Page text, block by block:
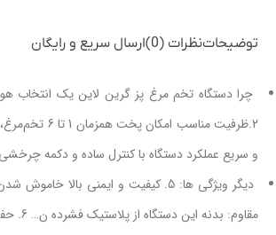
توضیحاتنظرات (0) ارسال سریع و رایگان
و سریع عملکرد دستگاه با کنترل ساده و دکمه
دیگر ویژگی ها: 5. کیفیت و ایمنی
مقاوم: بدنه این دستگاه از پلاستیک فشرده ن… 6. حفظ طعم و ارزش غذایی این دستگاه طوری طراحی شده است که مواد مغذی و طعم ط…